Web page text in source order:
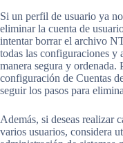
Si un perfil de usuario ya
eliminar la cuenta de
intentar borrar el archivo
todas las configuraciones y
manera segura y ordenada.
configuración de Cuentas
seguir los pasos para
Además, si deseas realizar
varios usuarios, considera